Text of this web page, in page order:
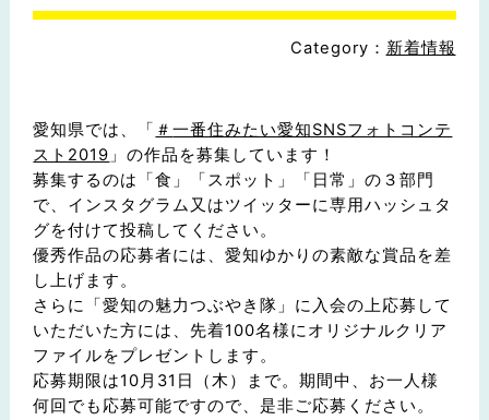
新着情報
Category：
愛知県では、「 ＃一番住みたい愛知SNSフォトコンテ
スト2019 」の作品を募集しています！
募集するのは「食」「スポット」「日常」の３部門
で、インスタグラム又はツイッターに専用ハッシュタ
グを付けて投稿してください。
優秀作品の応募者には、愛知ゆかりの素敵な賞品を差
し上げます。
さらに「愛知の魅力つぶやき隊」に入会の上応募して
いただいた方には、先着100名様にオリジナルクリア
ファイルをプレゼントします。
応募期限は10月31日（木）まで。期間中、お一人様
何回でも応募可能ですので、是非ご応募ください。